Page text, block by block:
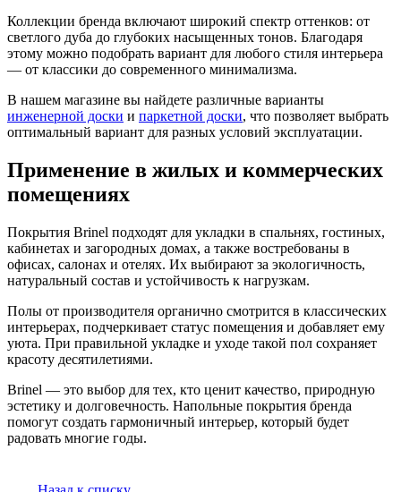
Коллекции бренда включают широкий спектр оттенков: от
светлого дуба до глубоких насыщенных тонов. Благодаря
этому можно подобрать вариант для любого стиля интерьера
— от классики до современного минимализма.
В нашем магазине вы найдете различные варианты
инженерной доски и паркетной доски, что позволяет выбрать
оптимальный вариант для разных условий эксплуатации.
Применение в жилых и коммерческих
помещениях
Покрытия Brinel подходят для укладки в спальнях, гостиных,
кабинетах и загородных домах, а также востребованы в
офисах, салонах и отелях. Их выбирают за экологичность,
натуральный состав и устойчивость к нагрузкам.
Полы от производителя органично смотрится в классических
интерьерах, подчеркивает статус помещения и добавляет ему
уюта. При правильной укладке и уходе такой пол сохраняет
красоту десятилетиями.
Brinel — это выбор для тех, кто ценит качество, природную
эстетику и долговечность. Напольные покрытия бренда
помогут создать гармоничный интерьер, который будет
радовать многие годы.